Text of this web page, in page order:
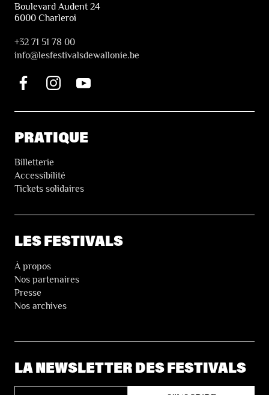
Boulevard Audent 24
6000 Charleroi
+32 71 51 78 00
info@lesfestivalsdewallonie.be
PRATIQUE
Billetterie
Accessibilité
Tickets solidaires
LES FESTIVALS
À propos
Nos partenaires
Presse
Nos archives
LA NEWSLETTER DES FESTIVALS